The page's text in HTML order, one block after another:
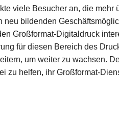
viele Besucher an, die
bildenden
Großformat-Digitaldruck
für diesen Bereich des
um weiter zu wachsen.
zu helfen, ihr Großformat-